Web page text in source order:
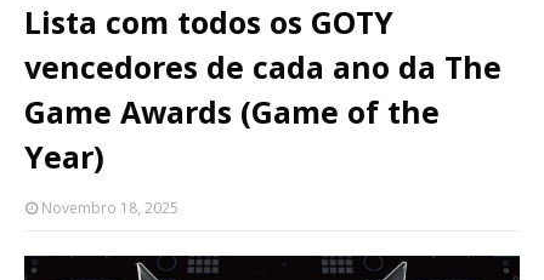
Lista com todos os GOTY
vencedores de cada ano da The
Game Awards (Game of the
Year)
Novembro 18, 2025